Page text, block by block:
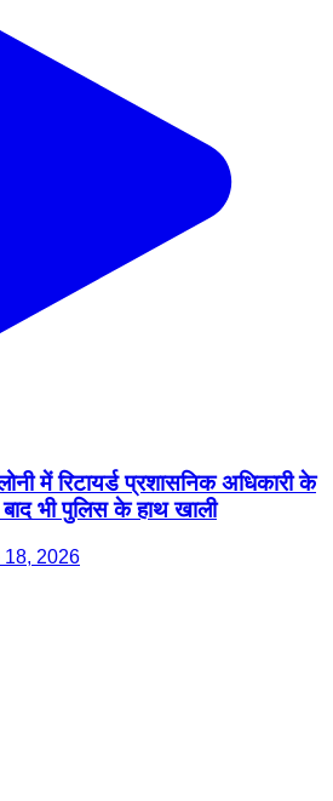
में रिटायर्ड प्रशासनिक अधिकारी के
भी पुलिस के हाथ खाली
18, 2026